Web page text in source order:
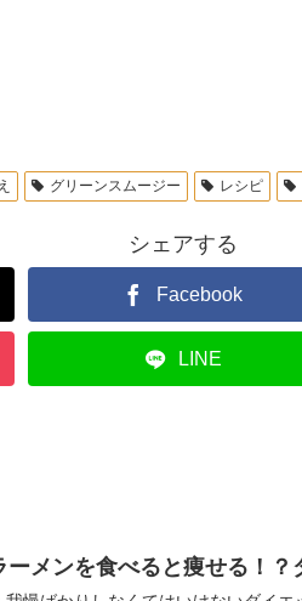
グリーンスムージー レシピ
シェアする
Facebook
LINE
ーメンを食べると痩せる！？